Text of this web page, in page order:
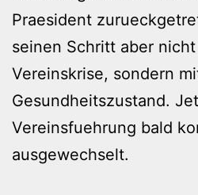
Praesident
seinen Schritt aber
Vereinskrise, sondern
Gesundheitszustand.
Vereinsfuehrung bald
ausgewechselt.